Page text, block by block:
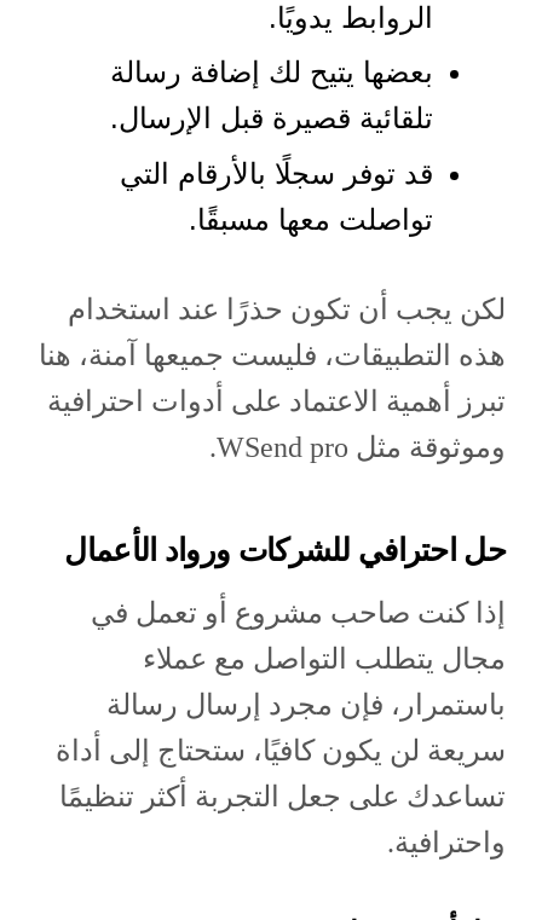
الروابط يدويًا.
بعضها يتيح لك إضافة رسالة
تلقائية قصيرة قبل الإرسال.
قد توفر سجلًا بالأرقام التي
تواصلت معها مسبقًا.
لكن يجب أن تكون حذرًا عند استخدام
هذه التطبيقات، فليست جميعها آمنة، هنا
تبرز أهمية الاعتماد على أدوات احترافية
وموثوقة مثل WSend pro.
حل احترافي للشركات ورواد الأعمال
إذا كنت صاحب مشروع أو تعمل في
مجال يتطلب التواصل مع عملاء
باستمرار، فإن مجرد إرسال رسالة
سريعة لن يكون كافيًا، ستحتاج إلى أداة
تساعدك على جعل التجربة أكثر تنظيمًا
واحترافية.